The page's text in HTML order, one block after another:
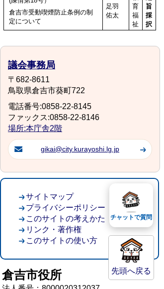
倉吉市受動喫煙防止条例の制
定について
足羽
佑太
育
福
祉
旨
採
択
議会事務局
〒682-8611
鳥取県倉吉市葵町722
電話番号:0858-22-8145
ファックス:0858-22-8146
場所:本庁舎2階
gikai@city.kurayoshi.lg.jp
先頭へ戻る
サイトマップ
プライバシーポリシー
このサイトの考えかた
リンク・著作権
このサイトの使い方
倉吉市役所
チャットで質問